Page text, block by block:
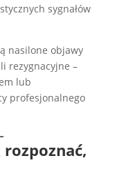
sygnałów
nasilone objawy
rezygnacyjne –
lub
profesjonalnego